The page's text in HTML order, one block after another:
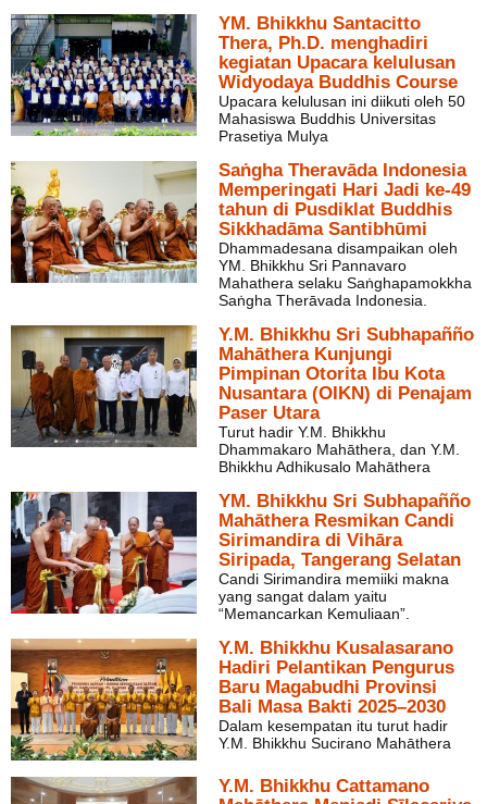
YM. Bhikkhu Santacitto
Thera, Ph.D. menghadiri
kegiatan Upacara kelulusan
Widyodaya Buddhis Course
Upacara kelulusan ini diikuti oleh 50
Mahasiswa Buddhis Universitas
Prasetiya Mulya
Saṅgha Theravāda Indonesia
Memperingati Hari Jadi ke-49
tahun di Pusdiklat Buddhis
Sikkhadāma Santibhūmi
Dhammadesana disampaikan oleh
YM. Bhikkhu Sri Pannavaro
Mahathera selaku Saṅghapamokkha
Saṅgha Therāvada Indonesia.
Y.M. Bhikkhu Sri Subhapañño
Mahāthera Kunjungi
Pimpinan Otorita Ibu Kota
Nusantara (OIKN) di Penajam
Paser Utara
Turut hadir Y.M. Bhikkhu
Dhammakaro Mahāthera, dan Y.M.
Bhikkhu Adhikusalo Mahāthera
YM. Bhikkhu Sri Subhapañño
Mahāthera Resmikan Candi
Sirimandira di Vihāra
Siripada, Tangerang Selatan
Candi Sirimandira memiiki makna
yang sangat dalam yaitu
“Memancarkan Kemuliaan”.
Y.M. Bhikkhu Kusalasarano
Hadiri Pelantikan Pengurus
Baru Magabudhi Provinsi
Bali Masa Bakti 2025–2030
Dalam kesempatan itu turut hadir
Y.M. Bhikkhu Sucirano Mahāthera
Y.M. Bhikkhu Cattamano